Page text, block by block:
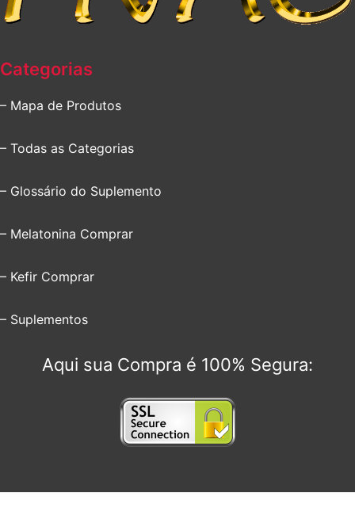
Categorias
– Mapa de Produtos
– Todas as Categorias
– Glossário do Suplemento
– Melatonina Comprar
– Kefir Comprar
– Suplementos
Aqui sua Compra é 100% Segura: